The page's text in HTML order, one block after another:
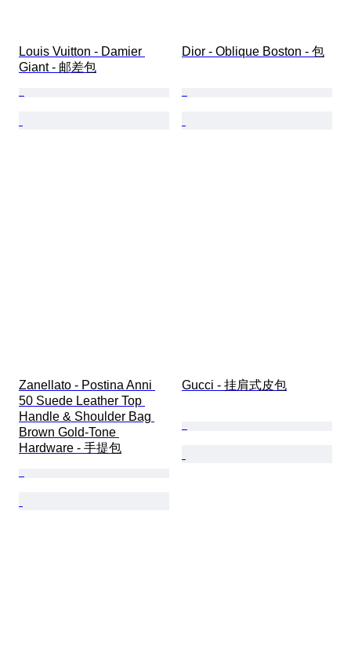
Louis Vuitton - Damier
Giant - 邮差包
Dior - Oblique Boston - 包
Zanellato - Postina Anni
50 Suede Leather Top
Handle & Shoulder Bag
Brown Gold-Tone
Hardware - 手提包
Gucci - 挂肩式皮包